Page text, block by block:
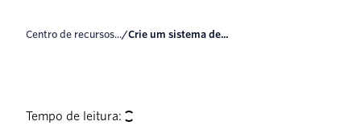
Centro de recursos.../ Crie um sistema de...
Tempo de leitura: